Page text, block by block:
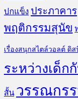
ปกแข็ง ประภาคาร
พฤติกรรมสุนัข
เรื่องสนุกสไตล์วอลต์ ดิส
ระหว่างเด็ก
สั้น วรรณกร